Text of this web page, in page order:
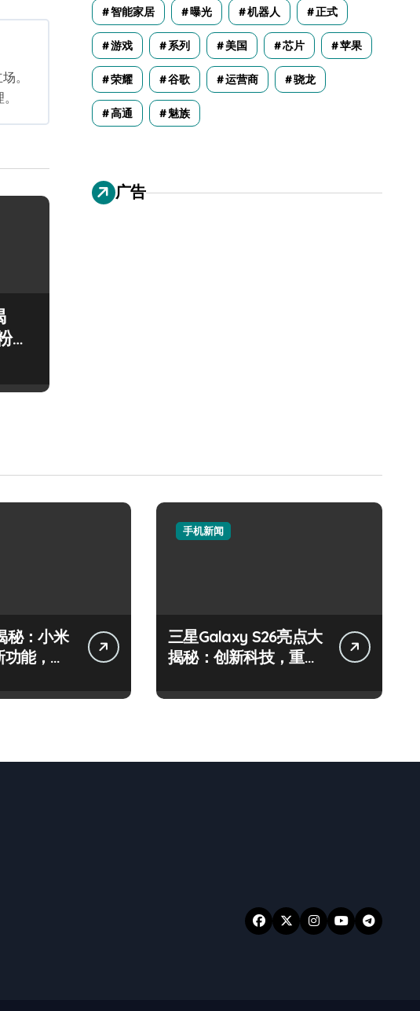
。
狂
智能家居 曝光 机器人 正式
游戏 系列 美国 芯片 苹果
荣耀 谷歌 运营商 骁龙
高通 魅族
广告
秘：小米
能，抢
手机新闻
三星Galaxy S26亮点大
揭秘：创新科技，重塑